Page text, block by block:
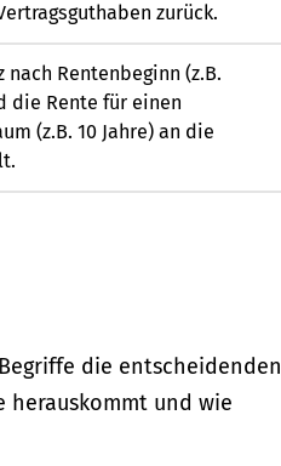
zurück.
nach Rentenbeginn (z.B.
die Rente für einen
(z.B. 10 Jahre) an die
die entscheidenden
herauskommt und wie